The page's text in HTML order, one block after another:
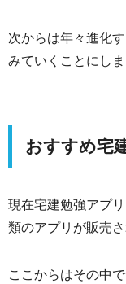
次からは年々進化
みていくことにしま
おすすめ宅
現在宅建勉強アプ
類のアプリが販売さ
ここからはその中